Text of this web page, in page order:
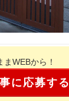
まWEBから！
に応募する